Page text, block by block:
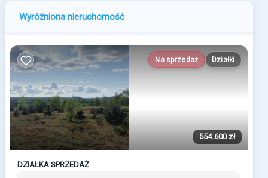
Wyróżniona nieruchomość
Na sprzedaż Działki
554.600 zł
DZIAŁKA SPRZEDAŻ